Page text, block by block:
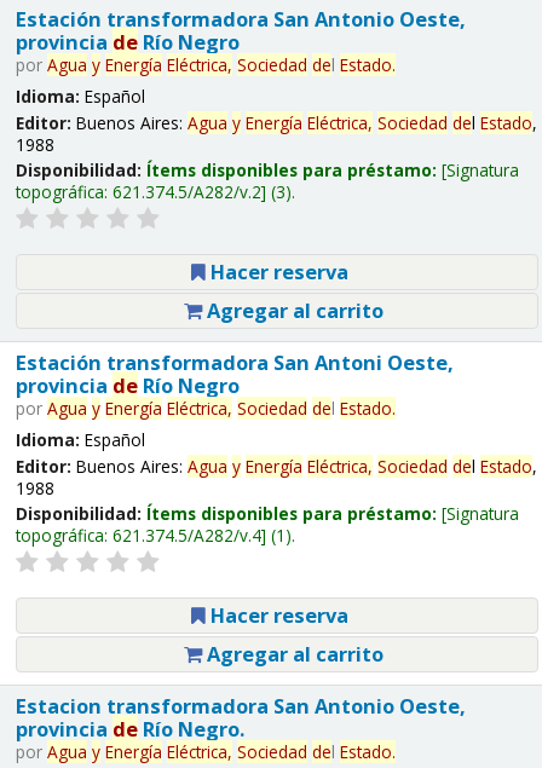
Estación transformadora San Antonio Oeste,
provincia deRío Negro
por Agua y Energía Eléctrica, Sociedad del Estado.
Idioma: Español
Editor: Buenos Aires: Agua y Energía Eléctrica, Sociedad del Estado,
1988
Disponibilidad: Ítems disponibles para préstamo: Signatura
topográfica: 621.374.5/A282/v.2 (3).
Hacer reserva
Agregar al carrito
Estación transformadora San Antoni Oeste,
provincia deRío Negro
por Agua y Energía Eléctrica, Sociedad del Estado.
Idioma: Español
Editor: Buenos Aires: Agua y Energía Eléctrica, Sociedad del Estado,
1988
Disponibilidad: Ítems disponibles para préstamo: Signatura
topográfica: 621.374.5/A282/v.4 (1).
Hacer reserva
Agregar al carrito
Estacion transformadora San Antonio Oeste,
provincia deRío Negro.
por Agua y Energía Eléctrica, Sociedad del Estado.